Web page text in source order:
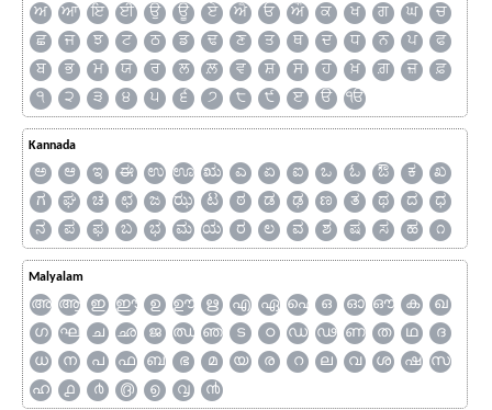
ਅ ਆ ਇ ਈ ਉ ਊ ਏ ਐ ਓ ਔ ਕ ਖ ਗ ਘ
ਚ
ਛ
ਜ ਝ ਟ ਠ ਡ ਢ ਣ ਤ ਥ ਦ ਧ ਨ ਪ
ਫ
ਬ
ਭ ਮ ਯ ਰ ਲ ਲ਼ ਵ ਸ਼ ਸ ਹ ਖ਼ ਗ਼ ਜ਼
ਫ਼
੧
੨ ੩ ੪ ੫ ੬ ੭ ੮ ੯ ੲ ੳ ੴ
Kannada
ಅ ಆ ಇ ಈ ಉ ಊ ಋ ಎ ಏ ಐ ಒ ಓ ಔ ಕ
ಖ
ಗ
ಘ ಚ ಛ ಜ ಝ ಟ ಠ ಡ ಢ ಣ ತ ಥ ದ
ಧ
ನ
ಪ ಫ ಬ ಭ ಮ ಯ ರ ಲ ವ ಶ ಷ ಸ ಹ ೧
Malyalam
അ ആ ഇ ഈ ഉ ഊ ഋ എ ഏ ഐ ഒ ഓ ഔ ക
ഖ
ഗ
ഘ ച ഛ ജ ഝ ഞ ട ഠ ഡ ഢ ണ ത ഥ
ദ
ധ
ന പ ഫ ബ ഭ മ യ ര റ ല വ ശ ഷ
സ
ഹ
൧ ൪ ൫ ൭ ൮ ൯